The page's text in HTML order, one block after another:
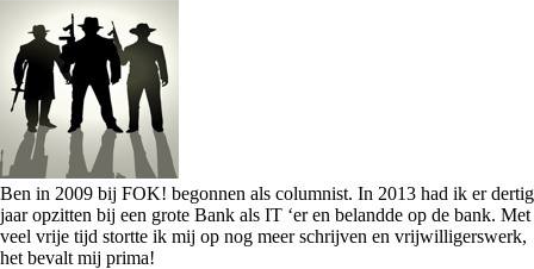
Ben in 2009 bij FOK! begonnen als columnist. In 2013 had ik er dertig
jaar opzitten bij een grote Bank als IT ‘er en belandde op de bank. Met
veel vrije tijd stortte ik mij op nog meer schrijven en vrijwilligerswerk,
het bevalt mij prima!